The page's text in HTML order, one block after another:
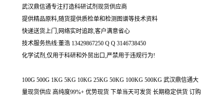
武汉鼎信通专注打造科研试剂现货供应商
提供精品原料,随货提供质检单和检测图谱等技术资料
快递送货上门,网络实时追踪,客户满意省心
技术服务热线:董浩 13429867250 Q Q 3146738450
化学试剂,仅用于科研和外贸出口,严禁用于违规行为!
100G 500G 1KG 5KG 10KG 25KG 50KG 100KG 500KG 武汉鼎信通大
量现货供应 高纯度99%+ 优势现货 下单当天可发货 长期稳定供货 订购